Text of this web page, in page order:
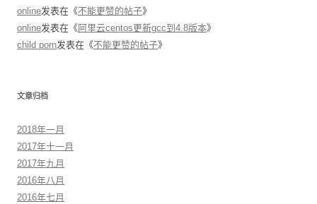
online发表在《不能更赞的帖子》
online发表在《 阿里云centos更新gcc到4.8版本》
child porn发表在《不能更赞的帖子》
文章归档
2018年一月
2017年十一月
2017年九月
2016年八月
2016年七月